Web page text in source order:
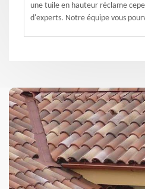
une tuile en hauteur réclame
d'experts. Notre équipe vous